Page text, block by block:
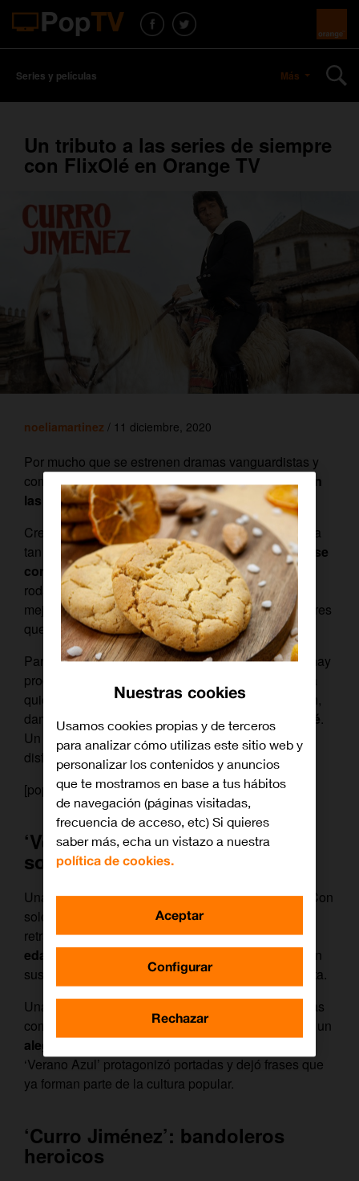
Series y películas Más
Un tributo a las series de siempre
con FlixOlé en Orange TV
noeliamartinez / 11 diciembre, 2020
Por mucho que se estrenen dramas vanguardistas y
comediasmillennials, nada supera a lasseries con
las que crecimos.
Creadas en una época en la que no había esa lucha
tan encarnizada por elshare, estasproducciones se
concebían como obras de arte. Eran escritas y
rodadas de forma casi artesanal y contaban con los
mejores profesionales: directores, guionistas y actores
que amaban su trabajo.
Para todos esosnostálgicosque piensan que no hay
producciones como las de antes, pero también para
quien quiera descubrir auténticas joyas de la ficción,
damos un repaso por las
series clásicas de FlixOlé.
Un homenaje al audiovisual español que se puede
disfrutar a través de
Orange TV
[pop_related]
‘Verano Azul’: las vacaciones
soñadas
Una serie imprescindible que se estrenó en 1981. Con
solo 19 capítulos, Antonio Mercero consiguió un
retrato costumbrista y entrañable deldespertar a la
edad adulta
de un grupo de adolescentes que viven
sus
vacaciones de veranoen un pueblo de la costa.
Una ficción adelantada a su tiempo, pues trata temas
como la ecología y el
feminismo
. Pero, sobre todo, un
alegato en favor de la amistad
‘Verano Azul’ protagonizó portadas y dejó frases que
ya forman parte de la cultura popular.
‘Curro Jiménez’: bandoleros
heroicos
Nuestras cookies
Usamos cookies propias y de terceros
para analizar cómo utilizas este sitio web y
personalizar los contenidos y anuncios
que te mostramos en base a tus hábitos
de navegación (páginas visitadas,
frecuencia de acceso, etc) Si quieres
saber más, echa un vistazo a nuestra
política de cookies.
Configurar
Rechazar
Aceptar